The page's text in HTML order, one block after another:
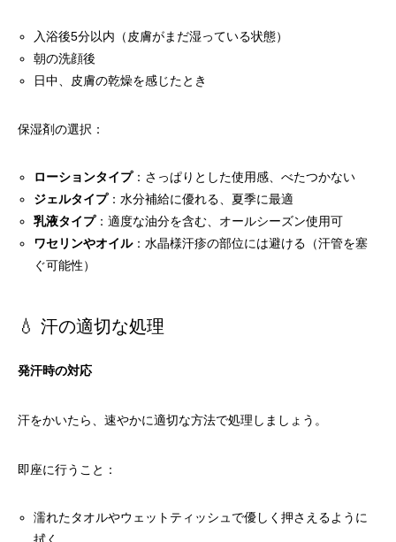
入浴後5分以内（皮膚がまだ湿っている状態）
朝の洗顔後
日中、皮膚の乾燥を感じたとき
保湿剤の選択：
ローションタイプ：さっぱりとした使用感、べたつかない
ジェルタイプ：水分補給に優れる、夏季に最適
乳液タイプ：適度な油分を含む、オールシーズン使用可
ワセリンやオイル：水晶様汗疹の部位には避ける（汗管を塞
ぐ可能性）
💧 汗の適切な処理
発汗時の対応
汗をかいたら、速やかに適切な方法で処理しましょう。
即座に行うこと：
濡れたタオルやウェットティッシュで優しく押さえるように